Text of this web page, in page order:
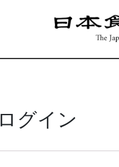
ログイン